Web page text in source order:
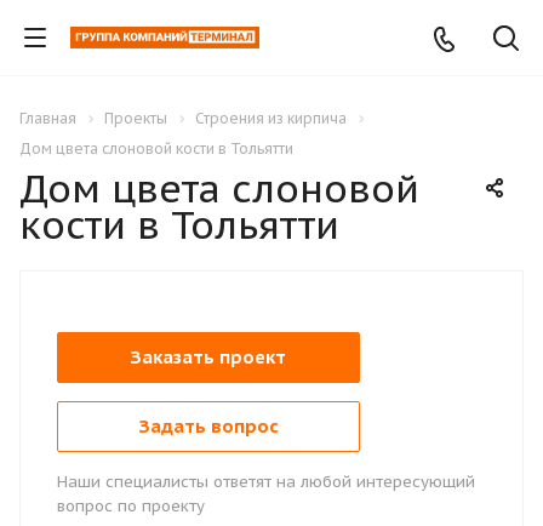
Главная Проекты
Строения из кирпича
Дом цвета слоновой кости в Тольятти
Дом цвета слоновой
кости в Тольятти
Заказать проект
Задать вопрос
Наши специалисты ответят на любой интересующий
вопрос по проекту